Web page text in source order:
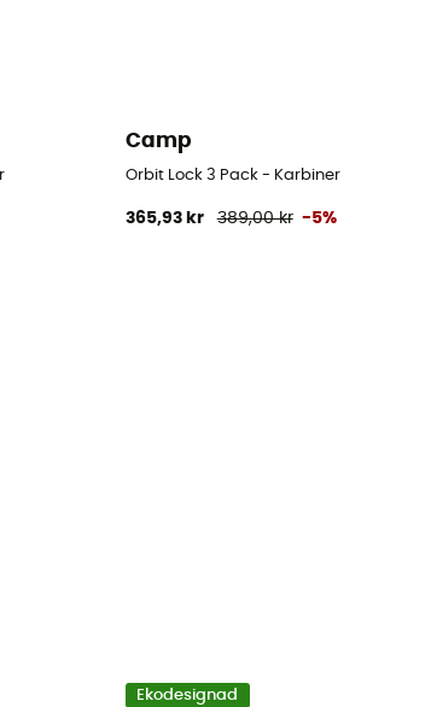
Camp
Orbit Lock 3 Pack - Karbiner
365,93 kr 389,00 kr -5%
Ekodesignad